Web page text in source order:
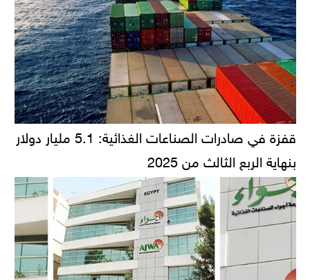
قفزة في صادرات الصناعات الغذائية: 5.1 مليار دولار
بنهاية الربع الثالث من 2025